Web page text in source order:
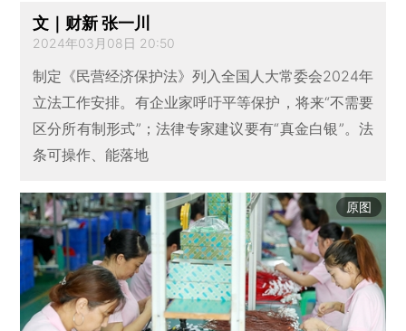
文｜财新 张一川
2024年03月08日 20:50
制定《民营经济保护法》列入全国人大常委会2024年
立法工作安排。有企业家呼吁平等保护，将来“不需要
区分所有制形式”；法律专家建议要有“真金白银”。法
条可操作、能落地
原图